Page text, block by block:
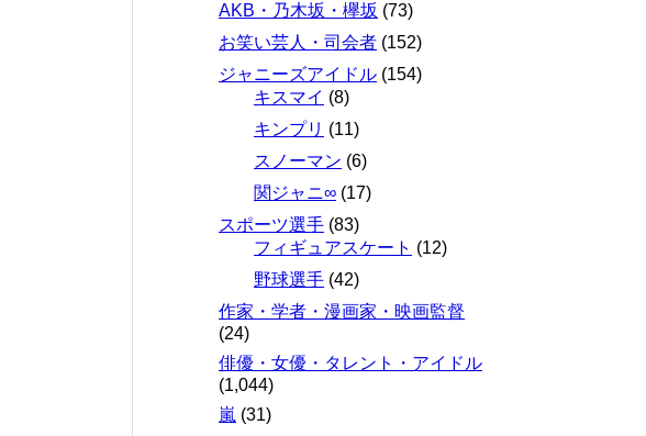
AKB・乃木坂・欅坂 (73)
お笑い芸人・司会者 (152)
ジャニーズアイドル (154)
キスマイ (8)
キンプリ (11)
スノーマン (6)
関ジャニ∞ (17)
スポーツ選手 (83)
フィギュアスケート (12)
野球選手 (42)
作家・学者・漫画家・映画監督
(24)
俳優・女優・タレント・アイドル
(1,044)
嵐 (31)